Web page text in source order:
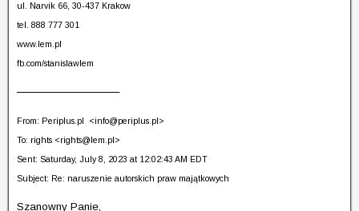
ul. Narvik 66, 30-437 Krakow
tel. 888 777 301
www.lem.pl
fb.com/stanislawlem
————————–
From: Periplus.pl <info@periplus.pl>
To: rights <rights@lem.pl>
Sent: Saturday, July 8, 2023 at 12:02:43 AM EDT
Subject: Re: naruszenie autorskich praw majątkowych
Szanowny Panie,